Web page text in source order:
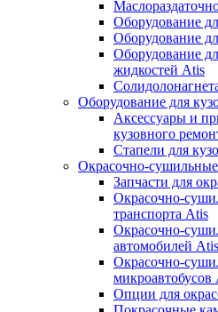
Оборудование
Оборудование
Оборудование
жидкостей Atis
Оборудование для
Аксессуары и
кузовного
Стапели для
Окрасочно-
Запчасти для
Окрасочно-
транспорта Atis
Окрасочно-
автомобилей Atis
Окрасочно-
микроавтобусов
Опции для